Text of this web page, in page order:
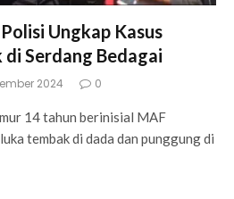
Ungkap Kasus
Serdang Bedagai
2024 0
14 tahun berinisial MAF
tembak di dada dan punggung di